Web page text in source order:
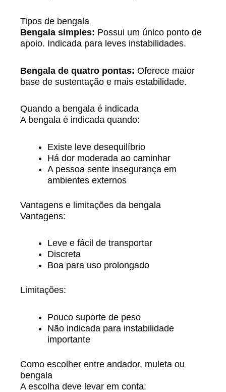
Tipos de bengala
Bengala simples: Possui um único ponto de
apoio. Indicada para leves instabilidades.
Bengala de quatro pontas: Oferece maior
base de sustentação e mais estabilidade.
Quando a bengala é indicada
A bengala é indicada quando:
Existe leve desequilíbrio
Há dor moderada ao caminhar
A pessoa sente insegurança em
ambientes externos
Vantagens e limitações da bengala
Vantagens:
Leve e fácil de transportar
Discreta
Boa para uso prolongado
Limitações:
Pouco suporte de peso
Não indicada para instabilidade
importante
Como escolher entre andador, muleta ou
bengala
A escolha deve levar em conta: